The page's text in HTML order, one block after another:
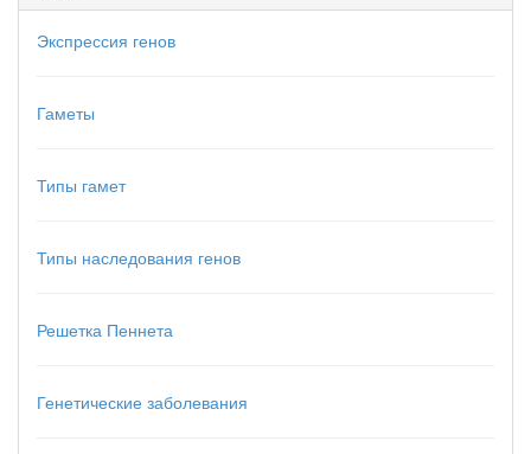
Экспрессия генов
Гаметы
Типы гамет
Типы наследования генов
Решетка Пеннета
Генетические заболевания